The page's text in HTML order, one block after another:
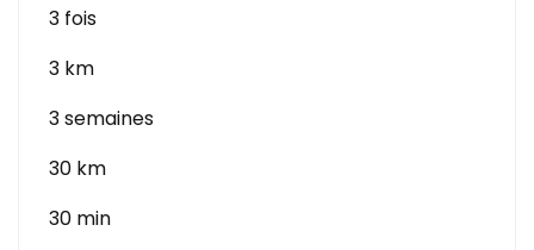
3 fois
3 km
3 semaines
30 km
30 min